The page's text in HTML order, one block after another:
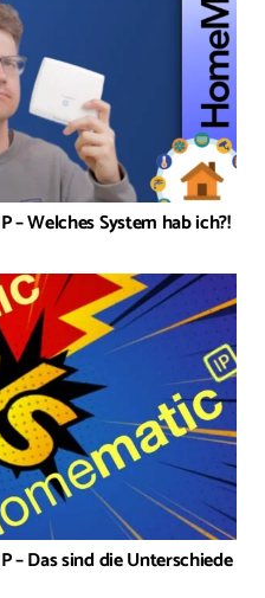
Welches System hab ich?!
– Das sind die Unterschiede